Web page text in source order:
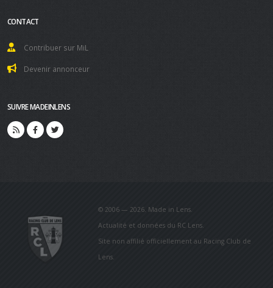
CONTACT
Contribuer sur MiL
Devenir annonceur
SUIVRE MADEINLENS
© 2006 — 2026. Made in Lens.
Actualité et données du RC Lens.
Site non affilié officiellement au Racing Club de
Lens.